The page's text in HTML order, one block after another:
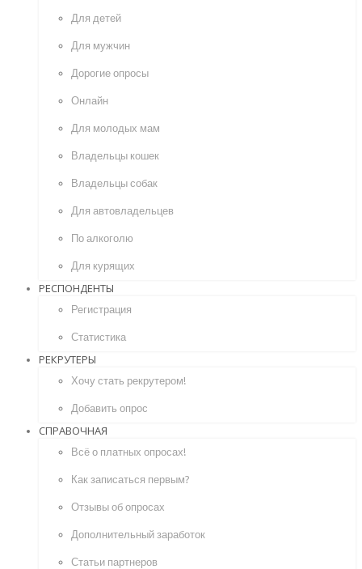
Для детей
Для мужчин
Дорогие опросы
Онлайн
Для молодых мам
Владельцы кошек
Владельцы собак
Для автовладельцев
По алкоголю
Для курящих
РЕСПОНДЕНТЫ
Регистрация
Статистика
РЕКРУТЕРЫ
Хочу стать рекрутером!
Добавить опрос
СПРАВОЧНАЯ
Всё о платных опросах!
Как записаться первым?
Отзывы об опросах
Дополнительный заработок
Статьи партнеров